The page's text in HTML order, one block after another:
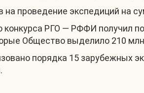
на проведение экспедиций на
конкурса РГО — РФФИ получил
Общество выделило 210
порядка 15 зарубежных